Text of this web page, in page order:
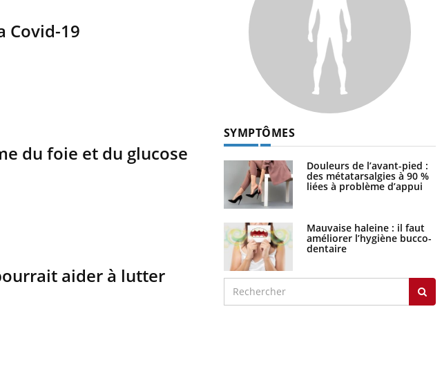
Covid-19
du foie et du glucose
aider à lutter
SYMPTÔMES
Douleurs de l’avant-pied :
des métatarsalgies à 90 %
liées à problème d’appui
Mauvaise haleine : il faut
améliorer l’hygiène bucco-
dentaire